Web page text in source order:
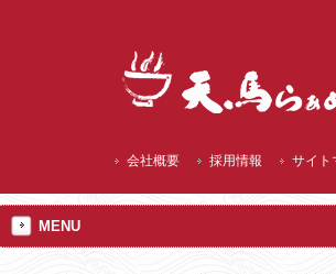
会社概要 採用情報 サイト
MENU